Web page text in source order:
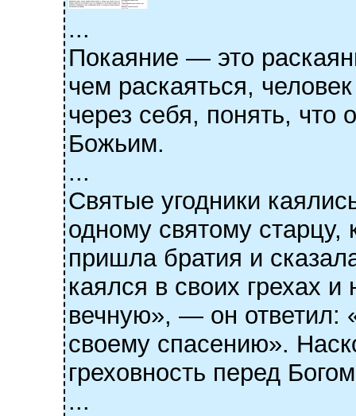
...
Покаяние — это
чем раскаяться,
через себя, понять, что
Божьим.
...
Святые угодники
одному святому
пришла братия и
каялся в своих грехах
вечную», — он ответил:
своему спасению».
греховность перед
...